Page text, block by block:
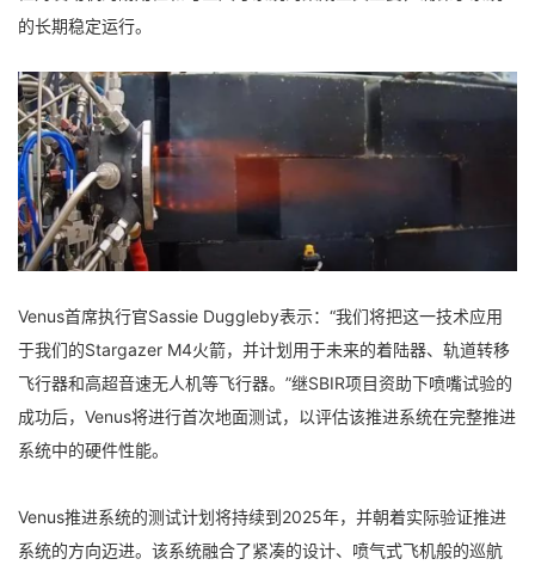
的长期稳定运行。
Venus首席执行官Sassie Duggleby表示：“我们将把这一技术应用
于我们的Stargazer M4火箭，并计划用于未来的着陆器、轨道转移
飞行器和高超音速无人机等飞行器。”继SBIR项目资助下喷嘴试验的
成功后，Venus将进行首次地面测试，以评估该推进系统在完整推进
系统中的硬件性能。
Venus推进系统的测试计划将持续到2025年，并朝着实际验证推进
系统的方向迈进。该系统融合了紧凑的设计、喷气式飞机般的巡航